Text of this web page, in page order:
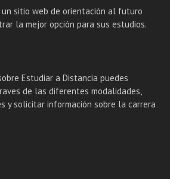
sitio web de orientación al futuro
la mejor opción para sus estudios.
Estudiar a Distancia puedes
de las diferentes modalidades,
y solicitar información sobre la carrera